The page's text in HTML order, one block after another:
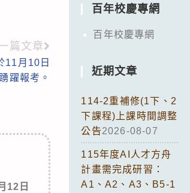
篇文章
11月10日
躍報考。
12日
百年校慶專網
百年校慶專網
近期文章
114-2重補修(1下、2
下課程)上課時間調整
公告2026-08-07
115年度AI人才方舟
計畫需完成研習：
A1、A2、A3、B5-1